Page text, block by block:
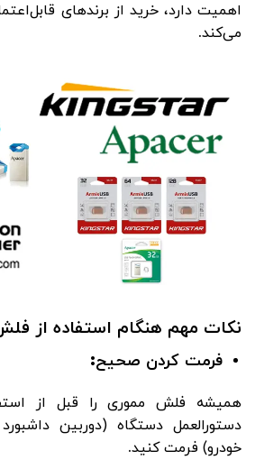
اهمیت دارد، خرید از برندهای
می‌کند.
نکات مهم هنگام استفاده از
فرمت کردن صحیح:
همیشه فلش مموری را قبل از
دستورالعمل دستگاه (دوربین
خودرو) فرمت کنید.